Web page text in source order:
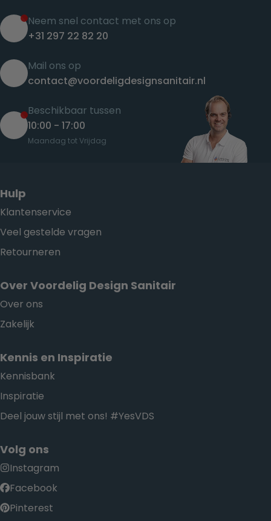
Neem snel contact met ons op
+31 297 22 82 20
Mail ons op
contact@voordeligdesignsanitair.nl
Beschikbaar tussen
10:00 - 17:00
Maandag tot Vrijdag
Hulp
Klantenservice
Veel gestelde vragen
Retourneren
Over Voordelig Design Sanitair
Over ons
Zakelijk
Kennis en Inspiratie
Kennisbank
Inspiratie
Deel jouw stijl met ons! #YesVDS
Volg ons
Instagram
Facebook
Pinterest